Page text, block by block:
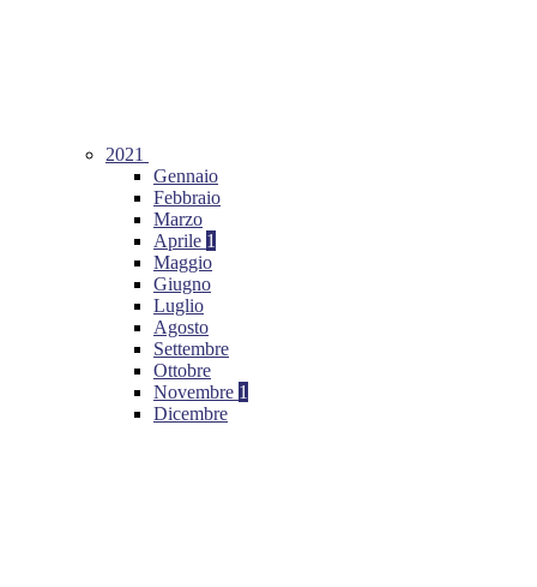
2021
Gennaio
Febbraio
Marzo
Aprile 1
Maggio
Giugno
Luglio
Agosto
Settembre
Ottobre
Novembre 1
Dicembre